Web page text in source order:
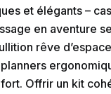
et élégants –
en aventure
rêve
Offrir un kit